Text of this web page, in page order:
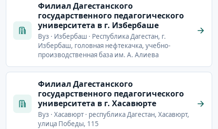
Филиал Дагестанского
государственного педагогического
университета в г. Избербаше
Вуз · Избербаш · Республика Дагестан, г.
Избербаш, головная нефтекачка, учебно-
производственная база им. А. Алиева
Филиал Дагестанского
государственного педагогического
университета в г. Хасавюрте
Вуз · Хасавюрт · республика Дагестан, Хасавюрт,
улица Победы, 115